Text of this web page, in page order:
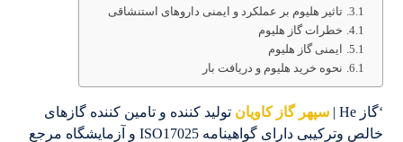
تاثیر هلیوم بر عملکرد و ایمنی داروهای استنشاقی
خطرات گاز هلیوم
ایمنی گاز هلیوم
نحوه خرید هلیوم و دریافت بار
‘گاز He | سپهر گاز کاویان تولید کننده و تامین کننده گازهای
خالص وترکیبی دارای گواهینامه ISO17025 و آزمایشگاه مرجع